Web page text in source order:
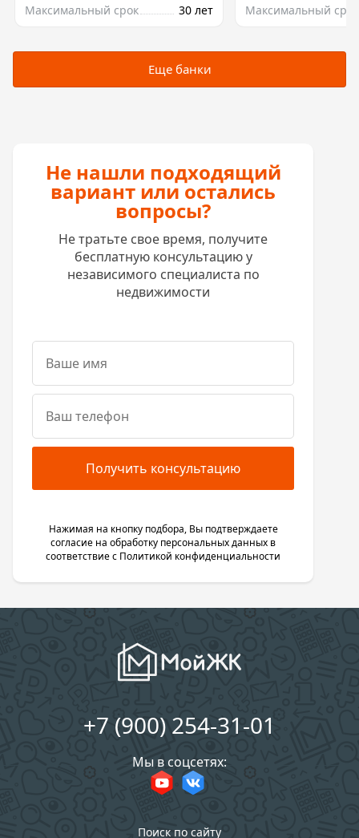
Максимальный срок
30 лет
Максимальный срок
Еще банки
Не нашли подходящий
вариант или остались
вопросы?
Не тратьте свое время, получите
бесплатную консультацию у
независимого специалиста по
недвижимости
Получить консультацию
Нажимая на кнопку подбора, Вы подтверждаете
согласие на обработку персональных данных в
соответствие с Политикой конфиденциальности
+7 (900) 254-31-01
Мы в соцсетях:
Поиск по сайту